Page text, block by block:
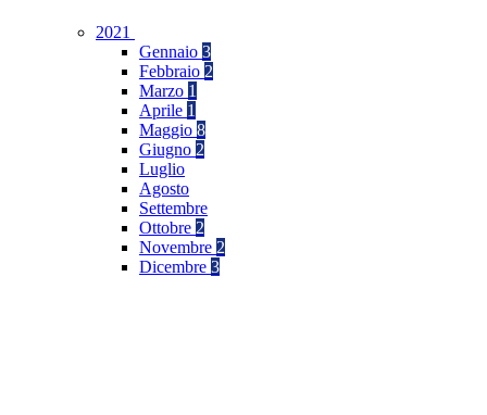
2021
Gennaio 3
Febbraio 2
Marzo 1
Aprile 1
Maggio 8
Giugno 2
Luglio
Agosto
Settembre
Ottobre 2
Novembre 2
Dicembre 3